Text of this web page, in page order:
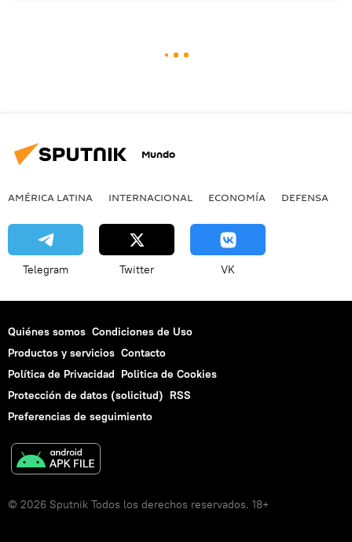
Mundo
AMÉRICA LATINA INTERNACIONAL ECONOMÍA DEFENSA
Telegram Twitter VK
Quiénes somos Condiciones de Uso
Productos y servicios Contacto
Política de Privacidad Politica de Cookies
Protección de datos (solicitud) RSS
Preferencias de seguimiento
© 2026 Sputnik Todos los derechos reservados. 18+